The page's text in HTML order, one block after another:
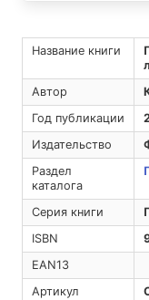
Название книги
Автор
Год публикации
Издательство
Раздел
каталога
Серия книги
ISBN
EAN13
Артикул